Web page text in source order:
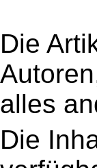
Die
alles
Die